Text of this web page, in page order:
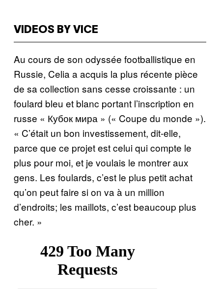
VIDEOS BY VICE
Au cours de son odyssée footballistique en
Russie, Celia a acquis la plus récente pièce
de sa collection sans cesse croissante : un
foulard bleu et blanc portant l’inscription en
russe « Кубок мира » (« Coupe du monde »).
« C’était un bon investissement, dit-elle,
parce que ce projet est celui qui compte le
plus pour moi, et je voulais le montrer aux
gens. Les foulards, c’est le plus petit achat
qu’on peut faire si on va à un million
d’endroits; les maillots, c’est beaucoup plus
cher. »